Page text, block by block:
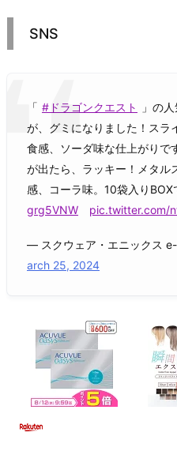
SNS
「 #ドラゴンクエスト
」の
が、グミになりました！スラ
食感、ソーダ味な仕上がりで
が出たら、ラッキー！メタル
感、コーラ味。10袋入りBOX
grg5VNW
pic.twitter.com/
— スクウェア・エニックス e-
arch 25, 2024